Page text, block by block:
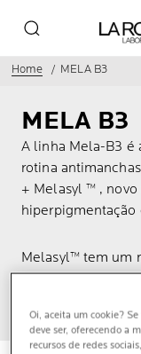
Home MELA B3
MELA B3
A linha Mela-B3 é
rotina
+ Melasyl ™ ,
hiperpigmentação
Melasyl™ tem um
intercepta o
Oi, aceita um cookie?
deve ser, oferecendo a
recursos de redes